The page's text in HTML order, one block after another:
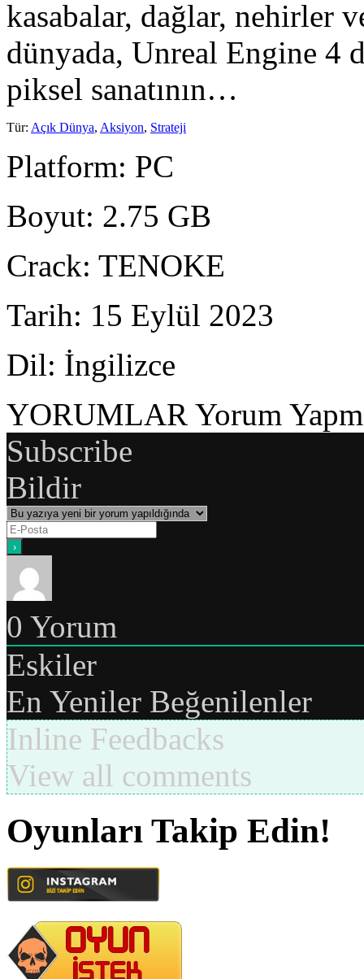
kasabalar, dağlar, nehirler
dünyada, Unreal Engine 4
piksel sanatının…
Tür: Açık Dünya, Aksiyon, Strateji
Platform: PC
Boyut: 2.75 GB
Crack: TENOKE
Tarih: 15 Eylül 2023
Dil: İngilizce
YORUMLAR Yorum
Subscribe
Bildir
0 Yorum
Eskiler
En Yeniler Beğenilenler
Inline Feedbacks
View all comments
Oyunları Takip Edin!